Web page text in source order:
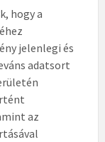
hogy a
jelenlegi és
adatsort
az